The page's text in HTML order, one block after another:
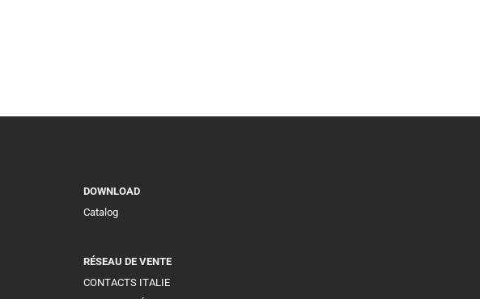
DOWNLOAD
Catalog
RÉSEAU DE VENTE
CONTACTS ITALIE